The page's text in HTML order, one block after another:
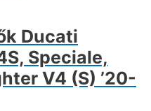
Ducati
Speciale,
V4 (S) ’20-